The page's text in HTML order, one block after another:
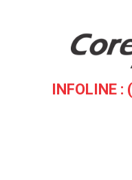
INFOLINE